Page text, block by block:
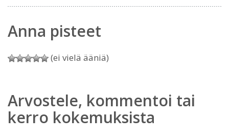
Anna pisteet
(ei vielä ääniä)
Arvostele, kommentoi tai
kerro kokemuksista